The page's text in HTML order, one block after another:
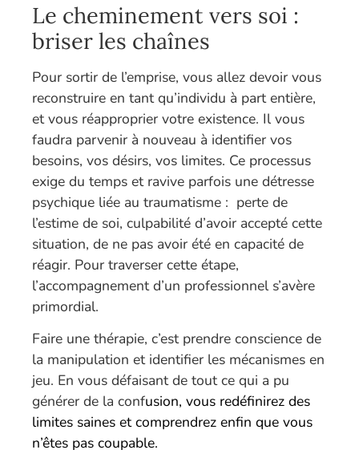
Le cheminement vers soi :
briser les chaînes
Pour sortir de l’emprise, vous allez devoir vous
reconstruire en tant qu’individu à part entière,
et vous réapproprier votre existence. Il vous
faudra parvenir à nouveau à identifier vos
besoins, vos désirs, vos limites. Ce processus
exige du temps et ravive parfois une détresse
psychique liée au traumatisme : perte de
l’estime de soi, culpabilité d’avoir accepté cette
situation, de ne pas avoir été en capacité de
réagir. Pour traverser cette étape,
l’accompagnement d’un professionnel s’avère
primordial.
Faire une thérapie, c’est prendre conscience de
la manipulation et identifier les mécanismes en
jeu. En vous défaisant de tout ce qui a pu
générer de la confusion, vous redéfinirez des
limites saines et comprendrez enfin que vous
n’êtes pas coupable.